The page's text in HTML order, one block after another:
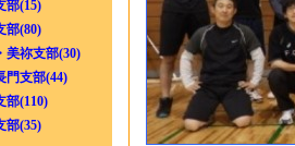
部(15)
部(80)
美祢支部(30)
門支部(44)
部(110)
部(35)